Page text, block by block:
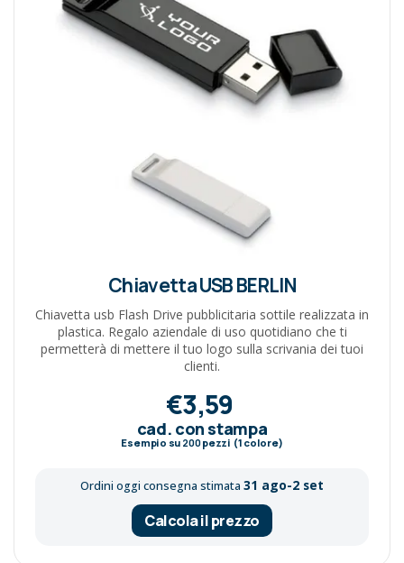
Chiavetta USB BERLIN
Chiavetta usb Flash Drive pubblicitaria sottile realizzata in
plastica. Regalo aziendale di uso quotidiano che ti
permetterà di mettere il tuo logo sulla scrivania dei tuoi
clienti.
€3,59
cad. con stampa
Esempio su 200pezzi (1 colore)
Ordini oggi consegna stimata 31 ago-2 set
Calcola il prezzo